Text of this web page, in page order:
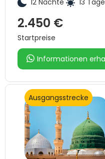
12 Nächte 13 Tage
2.450 €
Startpreise
Informationen
Ausgangsstrecke